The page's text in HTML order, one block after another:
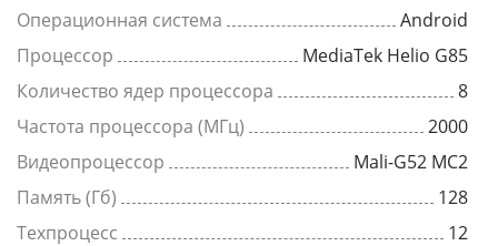
Операционная система
Android
Процессор
MediaTek Helio G85
Количество ядер процессора
8
Частота процессора (МГц)
2000
Видеопроцессор
Mali-G52 MC2
Память (Гб)
128
Техпроцесс
12